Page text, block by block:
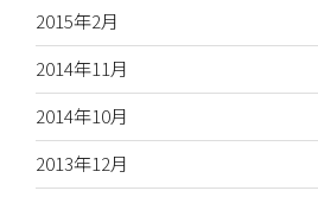
2015年2月
2014年11月
2014年10月
2013年12月